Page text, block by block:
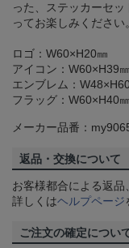
った、ステッカーセ
ってお楽しみください。
ロゴ：W60×H20㎜
アイコン：W60×H39㎜
エンブレム：
フラッグ：W60×H40㎜
メーカー品番：
返品・交換について
お客様都合による返品
詳しくはヘルプページ
ご注文の確定につい